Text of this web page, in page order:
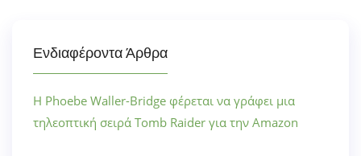
Ενδιαφέροντα Άρθρα
Η Phoebe Waller-Bridge φέρεται να γράφει μια
τηλεοπτική σειρά Tomb Raider για την Amazon